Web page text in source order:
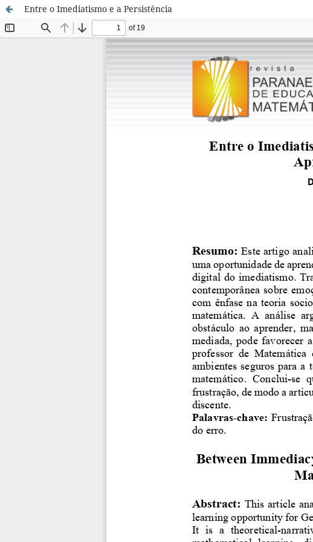
Entre o Imediatismo e a Persistência